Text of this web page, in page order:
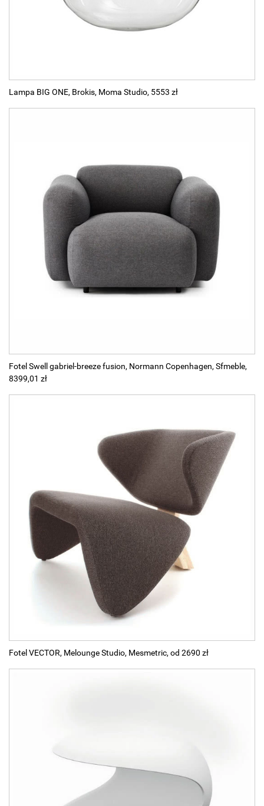
Lampa BIG ONE, Brokis, Moma Studio, 5553 zł
Fotel Swell gabriel-breeze fusion, Normann Copenhagen, Sfmeble,
8399,01 zł
Fotel VECTOR, Melounge Studio, Mesmetric, od 2690 zł